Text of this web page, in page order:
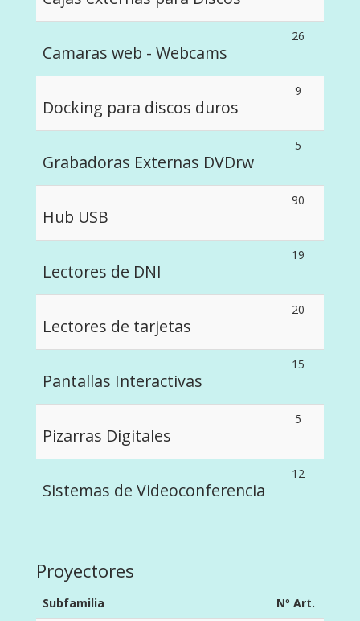
Camaras web - Webcams
26
Docking para discos duros
9
Grabadoras Externas DVDrw
5
Hub USB
90
Lectores de DNI
19
Lectores de tarjetas
20
Pantallas Interactivas
15
Pizarras Digitales
5
Sistemas de Videoconferencia
12
Proyectores
Subfamilia Nº Art.